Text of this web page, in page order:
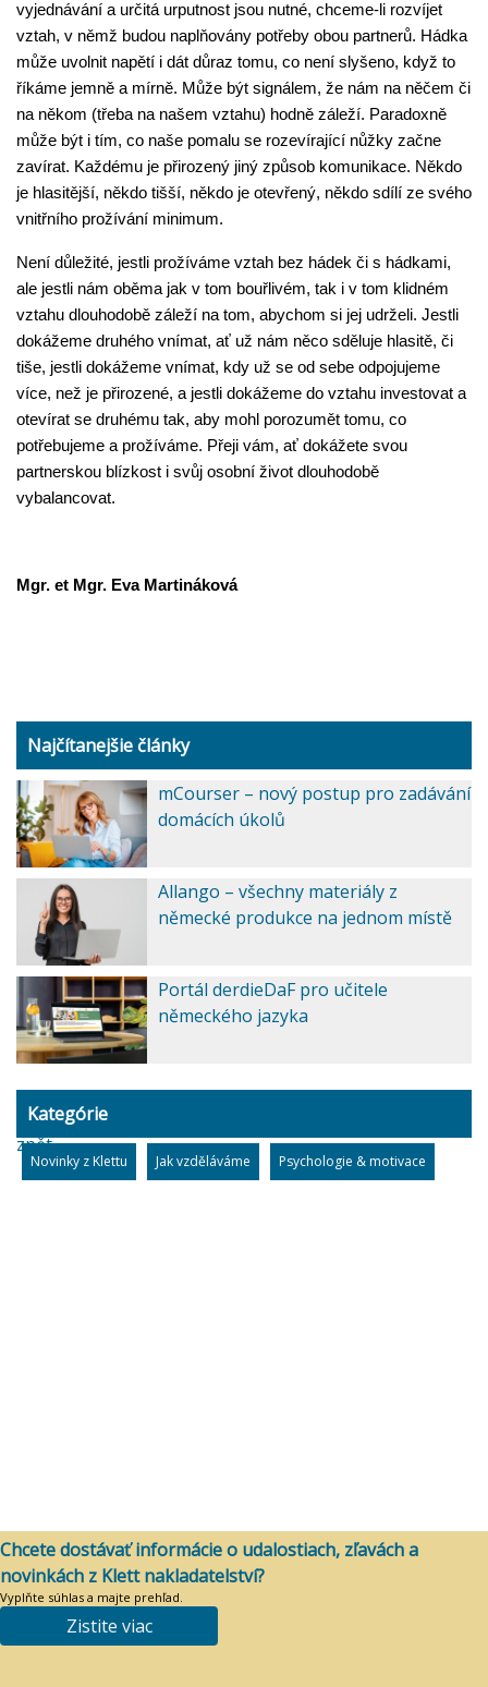
vyjednávání a určitá urputnost jsou nutné, chceme-li rozvíjet
vztah, v němž budou naplňovány potřeby obou partnerů. Hádka
může uvolnit napětí i dát důraz tomu, co není slyšeno, když to
říkáme jemně a mírně. Může být signálem, že nám na něčem či
na někom (třeba na našem vztahu) hodně záleží. Paradoxně
může být i tím, co naše pomalu se rozevírající nůžky začne
zavírat. Každému je přirozený jiný způsob komunikace. Někdo
je hlasitější, někdo tišší, někdo je otevřený, někdo sdílí ze svého
vnitřního prožívání minimum.
Není důležité, jestli prožíváme vztah bez hádek či s hádkami,
ale jestli nám oběma jak v tom bouřlivém, tak i v tom klidném
vztahu dlouhodobě záleží na tom, abychom si jej udrželi. Jestli
dokážeme druhého vnímat, ať už nám něco sděluje hlasitě, či
tiše, jestli dokážeme vnímat, kdy už se od sebe odpojujeme
více, než je přirozené, a jestli dokážeme do vztahu investovat a
otevírat se druhému tak, aby mohl porozumět tomu, co
potřebujeme a prožíváme. Přeji vám, ať dokážete svou
partnerskou blízkost i svůj osobní život dlouhodobě
vybalancovat.
Mgr. et Mgr. Eva Martináková
Najčítanejšie články
mCourser – nový postup pro zadávání
domácích úkolů
Allango – všechny materiály z
německé produkce na jednom místě
Portál derdieDaF pro učitele
německého jazyka
Kategórie
Novinky z Klettu Jak vzděláváme Psychologie & motivace
zpět
Chcete dostávať informácie o udalostiach, zľavách a
novinkách z Klett nakladatelství?
Vyplňte súhlas a majte prehľad.
Zistite viac